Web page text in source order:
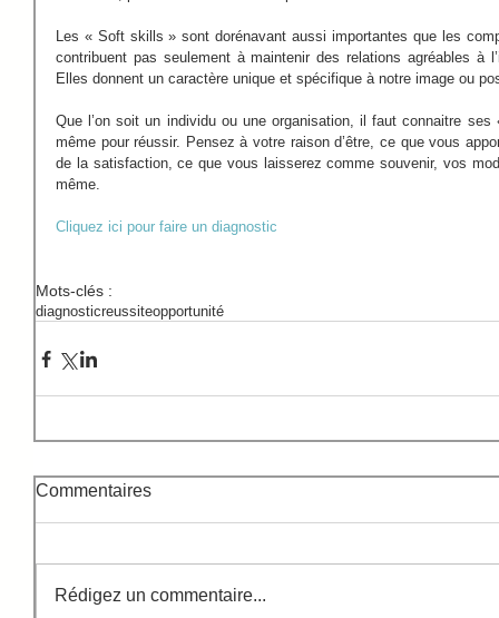
Les « Soft skills » sont dorénavant aussi importantes que les
contribuent pas seulement à maintenir des relations agréables à
Elles donnent un caractère unique et spécifique à notre image ou
Que l’on soit un individu ou une organisation, il faut connaitre
même pour réussir. Pensez à votre raison d’être, ce que vous
de la satisfaction, ce que vous laisserez comme souvenir, vos
même.
Cliquez ici pour faire un diagnostic
Mots-clés :
diagnosticreussiteopportunité
Commentaires
Rédigez un commentaire...